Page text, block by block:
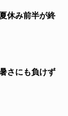
休み前半が終
さにも負けず